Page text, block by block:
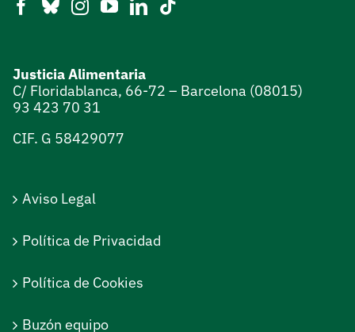
Justicia Alimentaria
C/ Floridablanca, 66-72 – Barcelona (08015)
93 423 70 31
CIF. G 58429077
Aviso Legal
Política de Privacidad
Política de Cookies
Buzón equipo